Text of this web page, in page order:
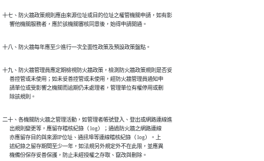
十七、防火牆政策規則應由來源位址或目的位址之權管機關申請，如有影
      響他機關服務者，應於該機關審核同意後，始得申請開通。
十八、防火牆每年應至少進行一次全面性政策及預設政策盤點。
十九、防火牆管理員應定期檢視防火牆政策，檢測防火牆政策規則是否妥
      善控管或未使用；如未妥善控管或未使用，經防火牆管理員通知申
      請單位或受影響之機關而逾期仍未處理者，管理單位有權停用或刪
      除該規則。
二十、各機關防火牆之管理活動，如管理者帳號登入、登出或網路連線進
      出規則變更等，應留存稽核紀錄（ log）；通過防火牆之網路連線
      亦應留存目的與來源IP位址、通訊埠等連線稽核紀錄（ log）。上
      述紀錄之留存期間至少一年，如法規另外規定外不在此限，並應異
      機備份保存妥善保護，防止未經授權之存取、竄改與刪除。